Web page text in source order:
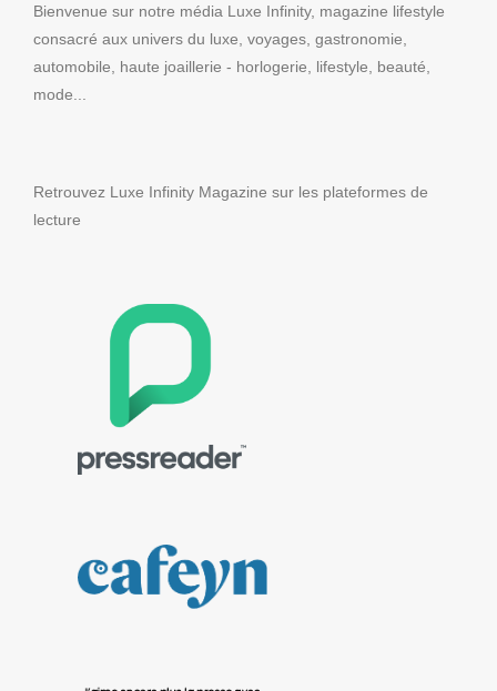
Bienvenue sur notre média Luxe Infinity, magazine lifestyle
consacré aux univers du luxe, voyages, gastronomie,
automobile, haute joaillerie - horlogerie, lifestyle, beauté,
mode...
Retrouvez Luxe Infinity Magazine sur les plateformes de
lecture